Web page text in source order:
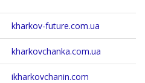
kharkov-future.com.ua
kharkovchanka.com.ua
ikharkovchanin.com